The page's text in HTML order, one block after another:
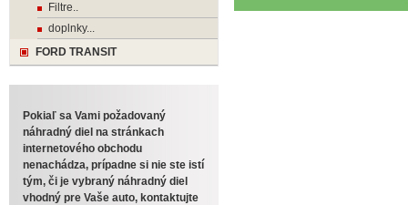
Filtre..
doplnky...
FORD TRANSIT
Pokiaľ sa Vami požadovaný
náhradný diel na stránkach
internetového obchodu
nenachádza, prípadne si nie ste istí
tým, či je vybraný náhradný diel
vhodný pre Vaše auto, kontaktujte